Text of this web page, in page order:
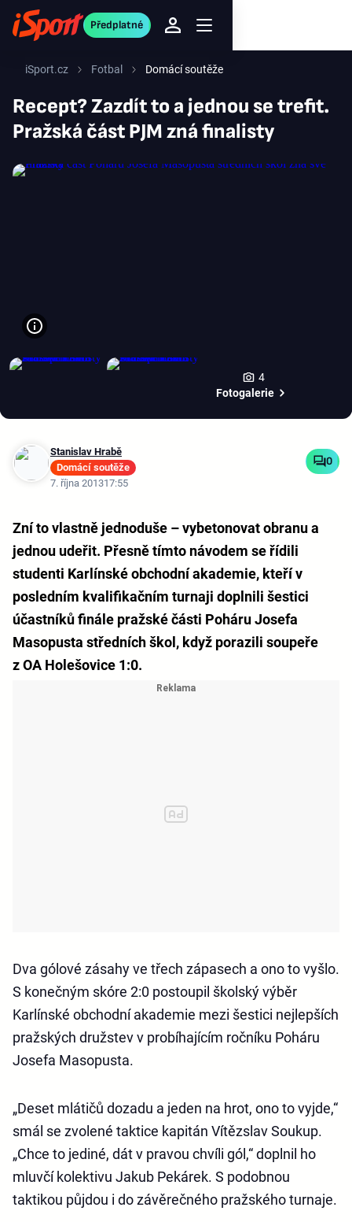
Předplatné
iSport.cz Fotbal Domácí soutěže
Recept? Zazdít to a jednou se trefit.
Pražská část PJM zná finalisty
4
Fotogalerie
Stanislav Hrabě
Domácí soutěže
7. října 201317:55
0
Zní to vlastně jednoduše – vybetonovat obranu a
jednou udeřit. Přesně tímto návodem se řídili
studenti Karlínské obchodní akademie, kteří v
posledním kvalifikačním turnaji doplnili šestici
účastníků finále pražské části Poháru Josefa
Masopusta středních škol, když porazili soupeře
z OA Holešovice 1:0.
Dva gólové zásahy ve třech zápasech a ono to vyšlo.
S konečným skóre 2:0 postoupil školský výběr
Karlínské obchodní akademie mezi šestici nejlepších
pražských družstev v probíhajícím ročníku Poháru
Josefa Masopusta.
„Deset mlátičů dozadu a jeden na hrot, ono to vyjde,“
smál se zvolené taktice kapitán Vítězslav Soukup.
„Chce to jediné, dát v pravou chvíli gól,“ doplnil ho
mluvčí kolektivu Jakub Pekárek. S podobnou
taktikou půjdou i do závěrečného pražského turnaje.